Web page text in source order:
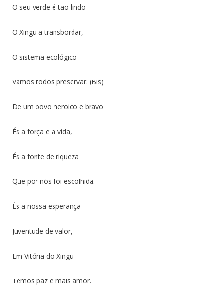
O seu verde é tão lindo
O Xingu a transbordar,
O sistema ecológico
Vamos todos preservar. (Bis)
De um povo heroico e bravo
És a força e a vida,
És a fonte de riqueza
Que por nós foi escolhida.
És a nossa esperança
Juventude de valor,
Em Vitória do Xingu
Temos paz e mais amor.